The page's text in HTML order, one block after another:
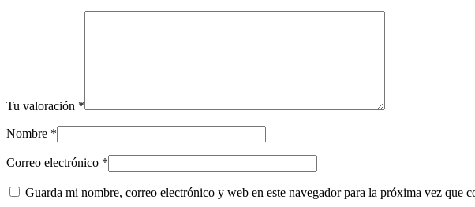
Tu valoración *
Nombre *
Correo electrónico *
Guarda mi nombre, correo electrónico y web en este navegador para la próxima vez que